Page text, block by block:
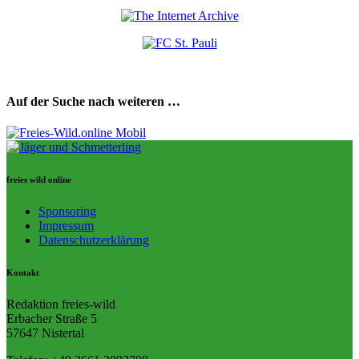
Auf der Suche nach weiteren …
freies wild online
Sponsoring
Impressum
Datenschutzerklärung
Kontakt
Redaktion freies-wild
Erbacher Straße 5
57647 Nistertal